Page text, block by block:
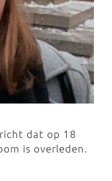
dat op 18
is overleden.